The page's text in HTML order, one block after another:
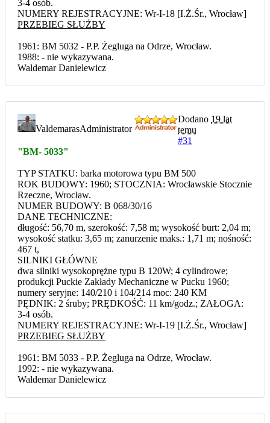
3-4 osób.
NUMERY REJESTRACYJNE: Wr-I-18 [I.Ż.Śr., Wrocław]
PRZEBIEG SŁUŻBY
1961: BM 5032 - P.P. Żegluga na Odrze, Wrocław.
1988: - nie wykazywana.
Waldemar Danielewicz
ValdemarasAdministrator
Dodano 19 lat
temu
#31
"BM- 5033"
TYP STATKU: barka motorowa typu BM 500
ROK BUDOWY: 1960; STOCZNIA: Wrocławskie Stocznie
Rzeczne, Wrocław.
NUMER BUDOWY: B 068/30/16
DANE TECHNICZNE:
długość: 56,70 m, szerokość: 7,58 m; wysokość burt: 2,04 m;
wysokość statku: 3,65 m; zanurzenie maks.: 1,71 m; nośność:
467 t,
SILNIKI GŁÓWNE
dwa silniki wysokoprężne typu B 120W; 4 cylindrowe;
produkcji Puckie Zakłady Mechaniczne w Pucku 1960;
numery seryjne: 140/210 i 104/214 moc: 240 KM
PĘDNIK: 2 śruby; PRĘDKOŚĆ: 11 km/godz.; ZAŁOGA:
3-4 osób.
NUMERY REJESTRACYJNE: Wr-I-19 [I.Ż.Śr., Wrocław]
PRZEBIEG SŁUŻBY
1961: BM 5033 - P.P. Żegluga na Odrze, Wrocław.
1992: - nie wykazywana.
Waldemar Danielewicz